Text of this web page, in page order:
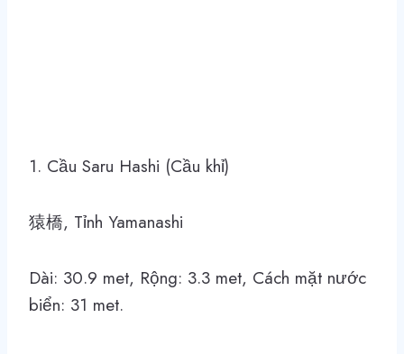
1. Cầu Saru Hashi (Cầu khỉ)
猿橋, Tỉnh Yamanashi
Dài: 30.9 met, Rộng: 3.3 met, Cách mặt nước
biển: 31 met.